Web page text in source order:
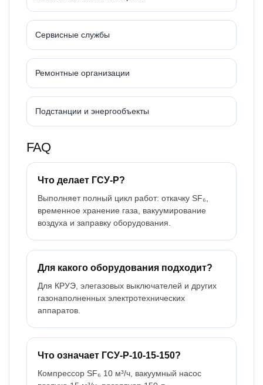
Сервисные службы
Ремонтные организации
Подстанции и энергообъекты
FAQ
Что делает ГСУ-Р?
Выполняет полный цикл работ: откачку SF₆,
временное хранение газа, вакуумирование
воздуха и заправку оборудования.
Для какого оборудования подходит?
Для КРУЭ, элегазовых выключателей и других
газонаполненных электротехнических
аппаратов.
Что означает ГСУ-Р-10-15-150?
Компрессор SF₆ 10 м³/ч, вакуумный насос